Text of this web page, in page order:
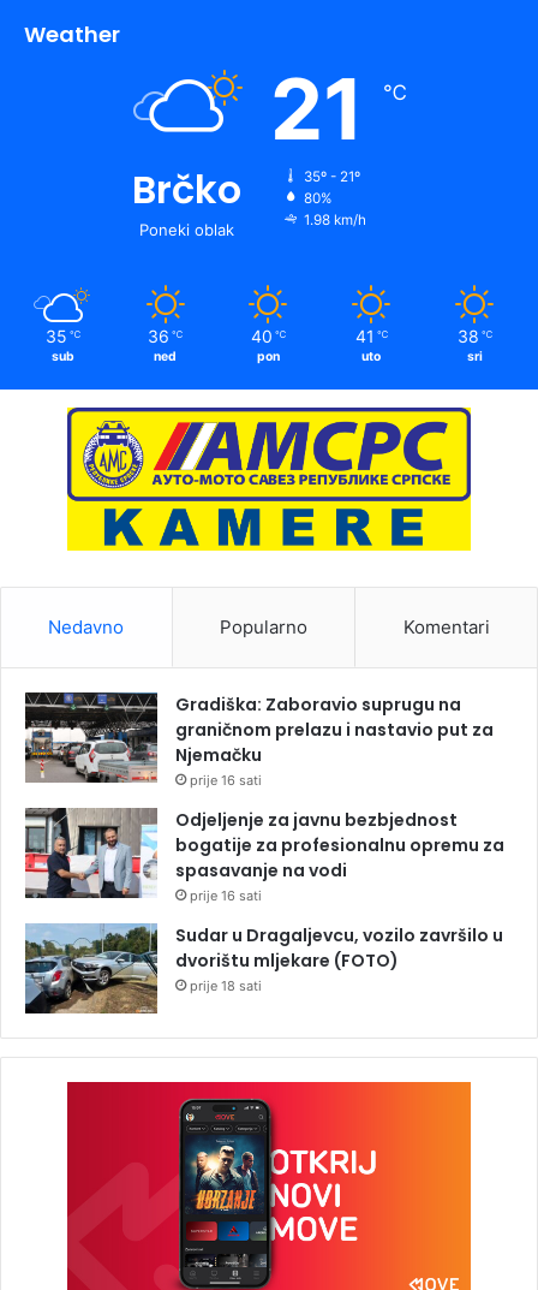
Weather
Brčko
Poneki oblak
21 ℃
35º - 21º
80%
1.98 km/h
35 ℃
sub
36 ℃
ned
40 ℃
pon
41 ℃
uto
38 ℃
sri
Nedavno Popularno Komentari
Gradiška: Zaboravio suprugu na
graničnom prelazu i nastavio put za
Njemačku
prije 16 sati
Odjeljenje za javnu bezbjednost
bogatije za profesionalnu opremu za
spasavanje na vodi
prije 16 sati
Sudar u Dragaljevcu, vozilo završilo u
dvorištu mljekare (FOTO)
prije 18 sati